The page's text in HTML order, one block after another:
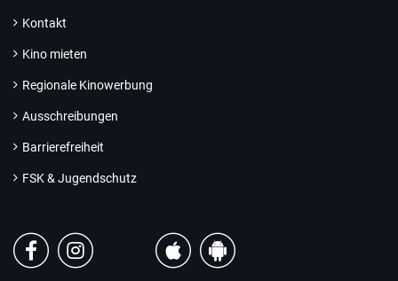
Kontakt
Kino mieten
Regionale Kinowerbung
Ausschreibungen
Barrierefreiheit
FSK & Jugendschutz